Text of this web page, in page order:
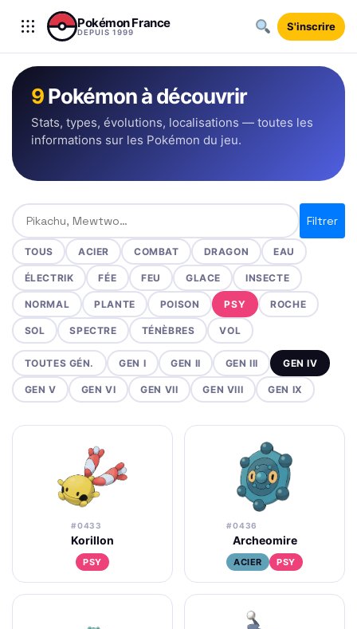
Aller au contenu
Pokémon France
DEPUIS 1999 S'inscrire
9Pokémon à découvrir
Stats, types, évolutions, localisations — toutes les
informations sur les Pokémon du jeu.
Rechercher un Pokémon
Filtrer
TOUS ACIER COMBAT DRAGON EAU
ÉLECTRIK FÉE FEU GLACE INSECTE
NORMAL PLANTE POISON PSY ROCHE
SOL SPECTRE TÉNÈBRES VOL
TOUTES GÉN. GEN I GEN II GEN III GEN IV
GEN V GEN VI GEN VII GEN VIII GEN IX
#0433
Korillon
PSY
#0436
Archeomire
ACIER PSY